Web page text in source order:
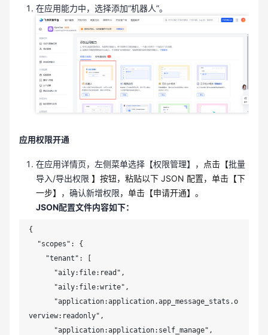
在应用能力中，选择添加“机器人”。
应用权限开通
在应用详情页，左侧菜单选择【权限管理】， 点击【批量
导入/导出权限 】按钮，粘贴以下 JSON 配置，单击【下
一步】
，确认新增权限，单击【申请开通】。
JSON配置文件内容如下：
{
verview:readonly",